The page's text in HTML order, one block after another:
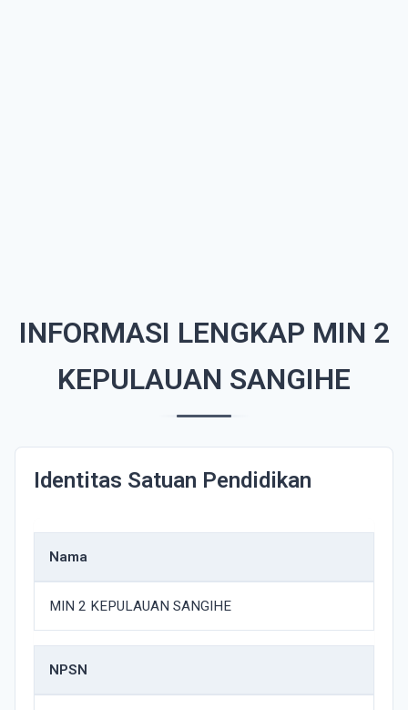
INFORMASI LENGKAP MIN 2
KEPULAUAN SANGIHE
Identitas Satuan Pendidikan
Nama
MIN 2 KEPULAUAN SANGIHE
NPSN